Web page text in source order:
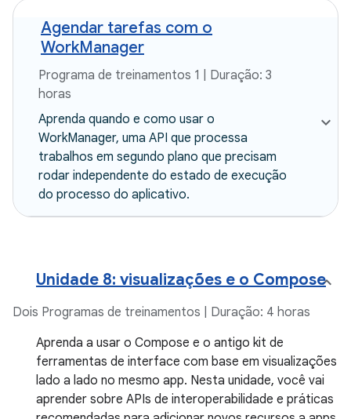
Agendar tarefas com o
WorkManager
Programa de treinamentos 1 | Duração: 3
horas
Aprenda quando e como usar o
WorkManager, uma API que processa
trabalhos em segundo plano que precisam
rodar independente do estado de execução
do processo do aplicativo.
Unidade 8: visualizações e o Compose
Dois Programas de treinamentos | Duração: 4 horas
Aprenda a usar o Compose e o antigo kit de
ferramentas de interface com base em visualizações
lado a lado no mesmo app. Nesta unidade, você vai
aprender sobre APIs de interoperabilidade e práticas